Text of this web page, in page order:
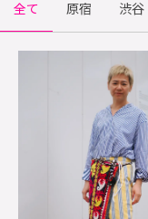
全て 原宿 渋谷